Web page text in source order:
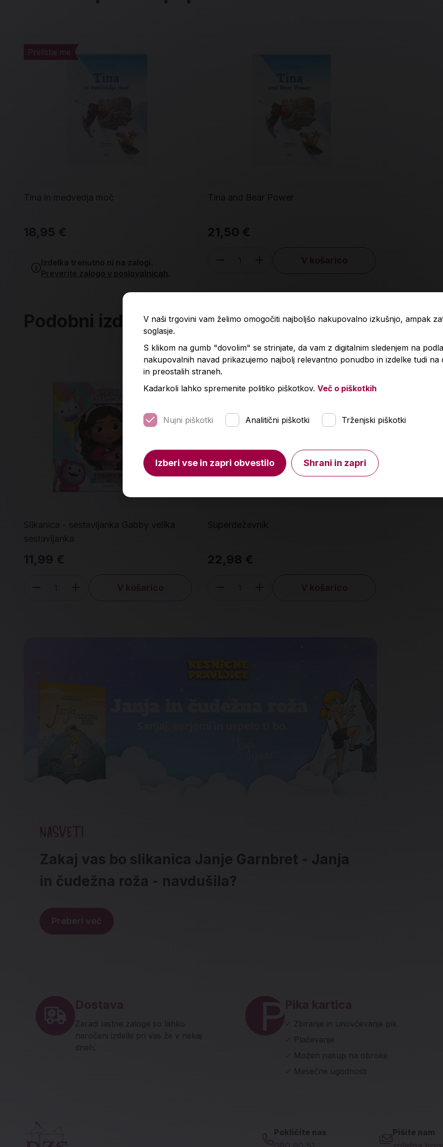
Prelistaj me
Tina in medvedja moč
Prelistaj me
18,95 €
Izdelka trenutno ni na zalogi.
Preverite zalogo v poslovalnicah.
Tina and Bear Power
21,50 €
V košarico
Podobni izdelki
Slikanica - sestavljanka Gabby velika
sestavljanka
11,99 €
V košarico
Superdeževnik
22,98 €
Količina
V košarico
NASVETI
Zakaj vas bo slikanica Janje Garnbret - Janja
in čudežna roža - navdušila?
Preberi več
Dostava
Zaradi lastne zaloge so lahko
naročeni izdelki pri vas že v nekaj
dneh.
Pika kartica
Zbiranje in unovčevanje pik
Plačevanje
✓
Možen nakup na obroke
Mesečne ugodnosti
Pokličite nas Pišite nam
V naši trgovini vam želimo omogočiti najboljšo nakupovalno izkušnjo, ampak
soglasje.
S klikom na gumb "dovolim" se strinjate, da vam z digitalnim sledenjem na
nakupovalnih navad prikazujemo najbolj relevantno ponudbo in izdelke tudi na
in preostalih straneh.
Kadarkoli lahko spremenite politiko piškotkov. Več o piškotkih
Nujni piškotki Analitični piškotki Trženjski piškotki
Izberi vse in zapri obvestilo Shrani in zapri